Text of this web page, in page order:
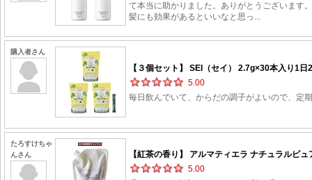
て本当に助かりました。ありがとうございます
髪にも効果があるといいなと思っ...
購入者さん
【３個セット】 SEI（セイ） 2.7g×30本入り1
5.00
毎日飲んでいて、からだの調子がよいので、定
たろすけちゃ
んさん
【紅茶の香り】 アルマティエラ ナチュラルピ
5.00